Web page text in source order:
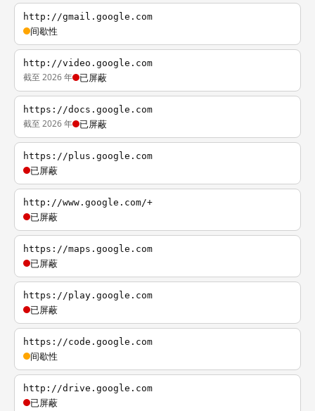
http://gmail.google.com
间歇性
http://video.google.com
截至 2026 年 已屏蔽
https://docs.google.com
截至 2026 年 已屏蔽
https://plus.google.com
已屏蔽
http://www.google.com/+
已屏蔽
https://maps.google.com
已屏蔽
https://play.google.com
已屏蔽
https://code.google.com
间歇性
http://drive.google.com
已屏蔽